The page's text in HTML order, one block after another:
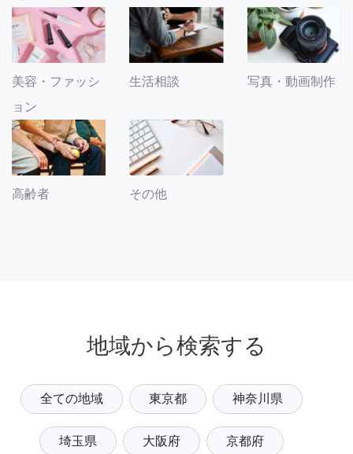
美容・ファッシ
ョン
生活相談 写真・動画制作
高齢者 その他
地域から検索する
全ての地域 東京都 神奈川県
埼玉県 大阪府 京都府